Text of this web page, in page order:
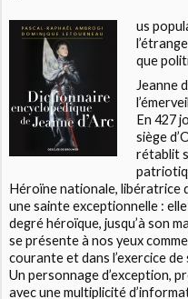
us
que
Jeanne
En 427
siège
rétablit
Héroïne nationale, libératrice
une sainte exceptionnelle :
degré héroïque, jusqu’à son
se présente à nos yeux
courante et dans l’exercice de
Un personnage d’exception,
avec une multiplicité